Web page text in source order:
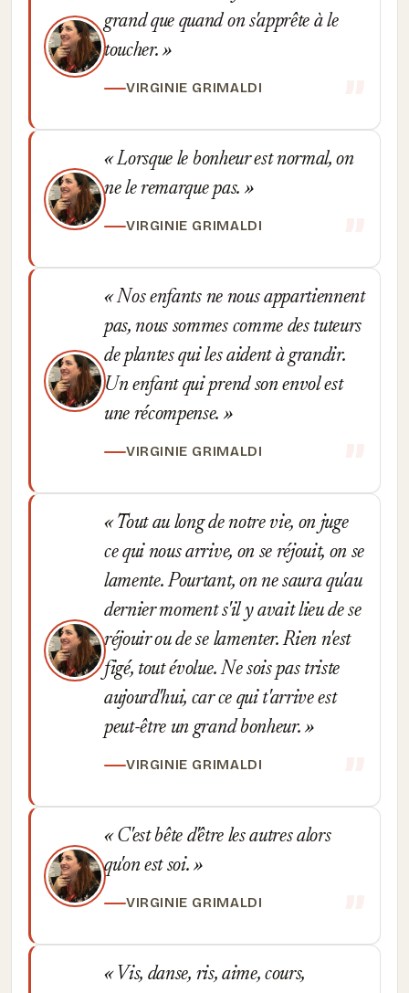
grand que quand on s'apprête à le
toucher.
VIRGINIE GRIMALDI
Lorsque le bonheur est normal, on
ne le remarque pas.
VIRGINIE GRIMALDI
Nos enfants ne nous appartiennent
pas, nous sommes comme des tuteurs
de plantes qui les aident à grandir.
Un enfant qui prend son envol est
une récompense.
VIRGINIE GRIMALDI
Tout au long de notre vie, on juge
ce qui nous arrive, on se réjouit, on se
lamente. Pourtant, on ne saura qu'au
dernier moment s'il y avait lieu de se
réjouir ou de se lamenter. Rien n'est
figé, tout évolue. Ne sois pas triste
aujourd'hui, car ce qui t'arrive est
peut-être un grand bonheur.
VIRGINIE GRIMALDI
C'est bête d'être les autres alors
qu'on est soi.
VIRGINIE GRIMALDI
Vis, danse, ris, aime, cours,